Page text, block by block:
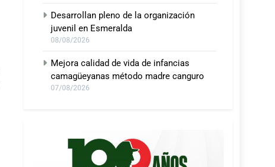
Desarrollan pleno de la organización
juvenil en Esmeralda
08/08/2026
Mejora calidad de vida de infancias
camagüeyanas método madre canguro
07/08/2026